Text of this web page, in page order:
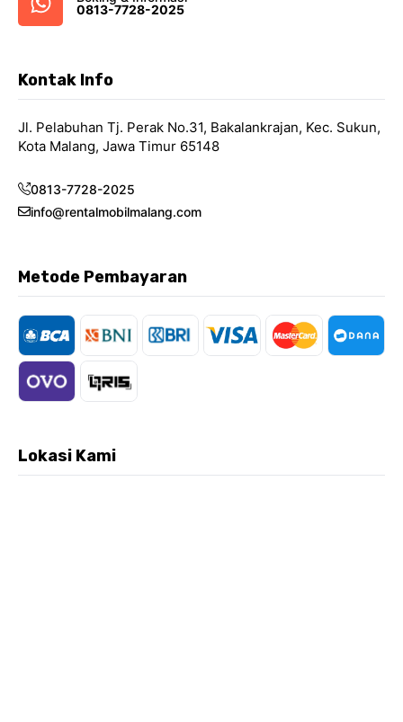
0813-7728-2025
Kontak Info
Jl. Pelabuhan Tj. Perak No.31, Bakalankrajan, Kec. Sukun,
Kota Malang, Jawa Timur 65148
0813-7728-2025
info@rentalmobilmalang.com
Metode Pembayaran
Lokasi Kami